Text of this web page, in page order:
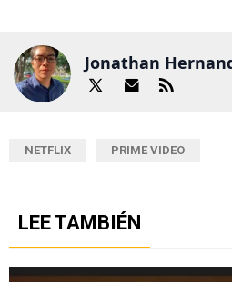
Jonathan
NETFLIX PRIME VIDEO
LEE TAMBIÉN